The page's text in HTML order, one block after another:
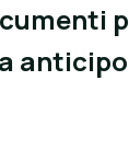
anticipo